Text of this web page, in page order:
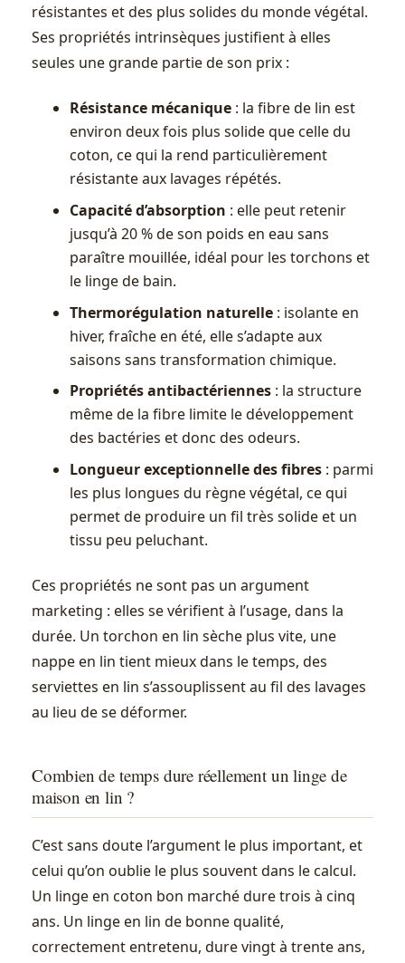
résistantes et des plus solides du monde végétal.
Ses propriétés intrinsèques justifient à elles
seules une grande partie de son prix :
Résistance mécanique : la fibre de lin est
environ deux fois plus solide que celle du
coton, ce qui la rend particulièrement
résistante aux lavages répétés.
Capacité d’absorption : elle peut retenir
jusqu’à 20 % de son poids en eau sans
paraître mouillée, idéal pour les torchons et
le linge de bain.
Thermorégulation naturelle : isolante en
hiver, fraîche en été, elle s’adapte aux
saisons sans transformation chimique.
Propriétés antibactériennes : la structure
même de la fibre limite le développement
des bactéries et donc des odeurs.
Longueur exceptionnelle des fibres : parmi
les plus longues du règne végétal, ce qui
permet de produire un fil très solide et un
tissu peu peluchant.
Ces propriétés ne sont pas un argument
marketing : elles se vérifient à l’usage, dans la
durée. Un torchon en lin sèche plus vite, une
nappe en lin tient mieux dans le temps, des
serviettes en lin s’assouplissent au fil des lavages
au lieu de se déformer.
Combien de temps dure réellement un linge de
maison en lin ?
C’est sans doute l’argument le plus important, et
celui qu’on oublie le plus souvent dans le calcul.
Un linge en coton bon marché dure trois à cinq
ans. Un linge en lin de bonne qualité,
correctement entretenu, dure vingt à trente ans,